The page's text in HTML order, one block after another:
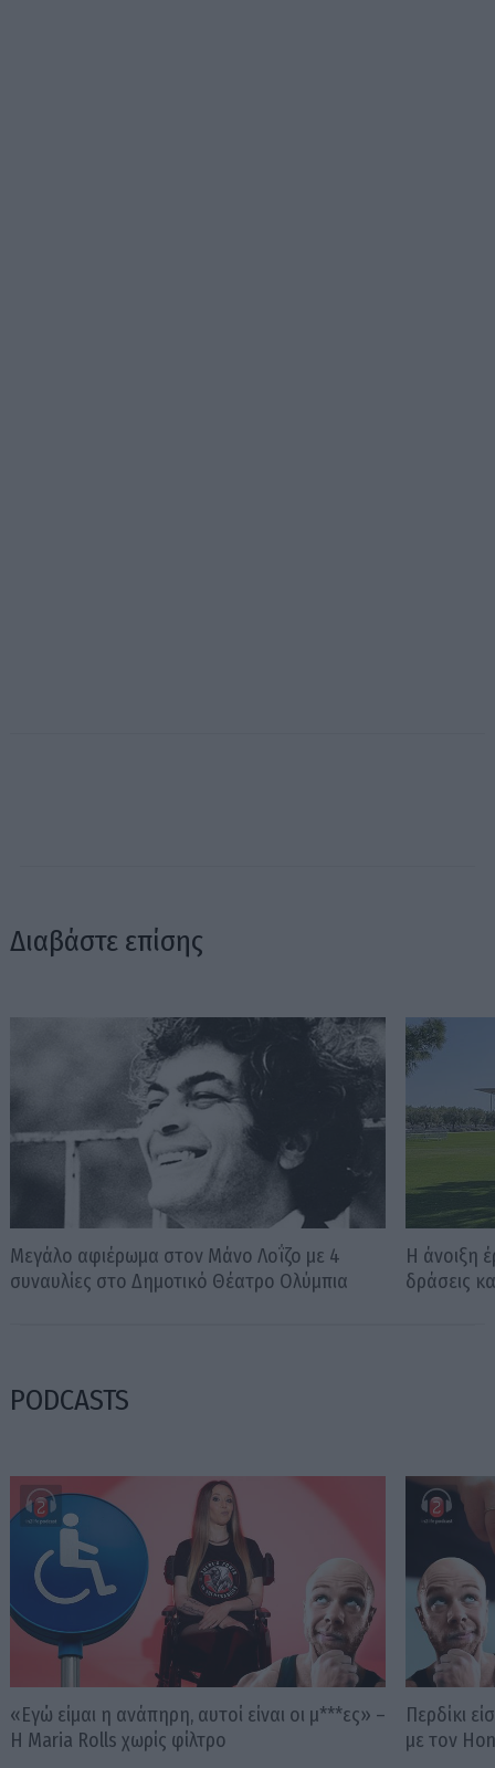
Διαβάστε επίσης
Μεγάλο αφιέρωμα στον Μάνο Λοΐζο με 4
συναυλίες στο Δημοτικό Θέατρο Ολύμπια
H άνοιξη
δράσεις
PODCASTS
«Εγώ είμαι η ανάπηρη, αυτοί είναι οι μ***ες» –
Η Maria Rolls χωρίς φίλτρο
Περδίκι
με τον